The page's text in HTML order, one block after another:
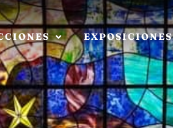
EXPOSICIONES